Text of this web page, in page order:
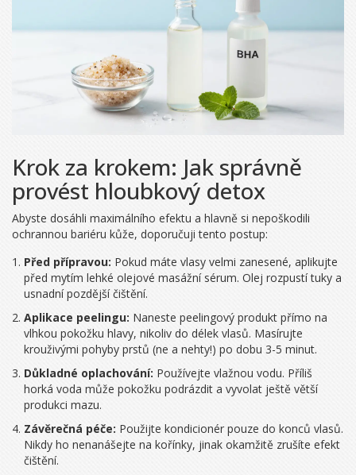
Krok za krokem: Jak správně
provést hloubkový detox
Abyste dosáhli maximálního efektu a hlavně si nepoškodili
ochrannou bariéru kůže, doporučuji tento postup:
Před přípravou: Pokud máte vlasy velmi zanesené, aplikujte
před mytím lehké olejové masážní sérum. Olej rozpustí tuky a
usnadní pozdější čištění.
Aplikace peelingu: Naneste peelingový produkt přímo na
vlhkou pokožku hlavy, nikoliv do délek vlasů. Masírujte
krouživými pohyby prstů (ne a nehty!) po dobu 3-5 minut.
Důkladné oplachování: Používejte vlažnou vodu. Příliš
horká voda může pokožku podrázdit a vyvolat ještě větší
produkci mazu.
Závěrečná péče: Použijte kondicionér pouze do konců vlasů.
Nikdy ho nenanášejte na kořínky, jinak okamžitě zrušíte efekt
čištění.